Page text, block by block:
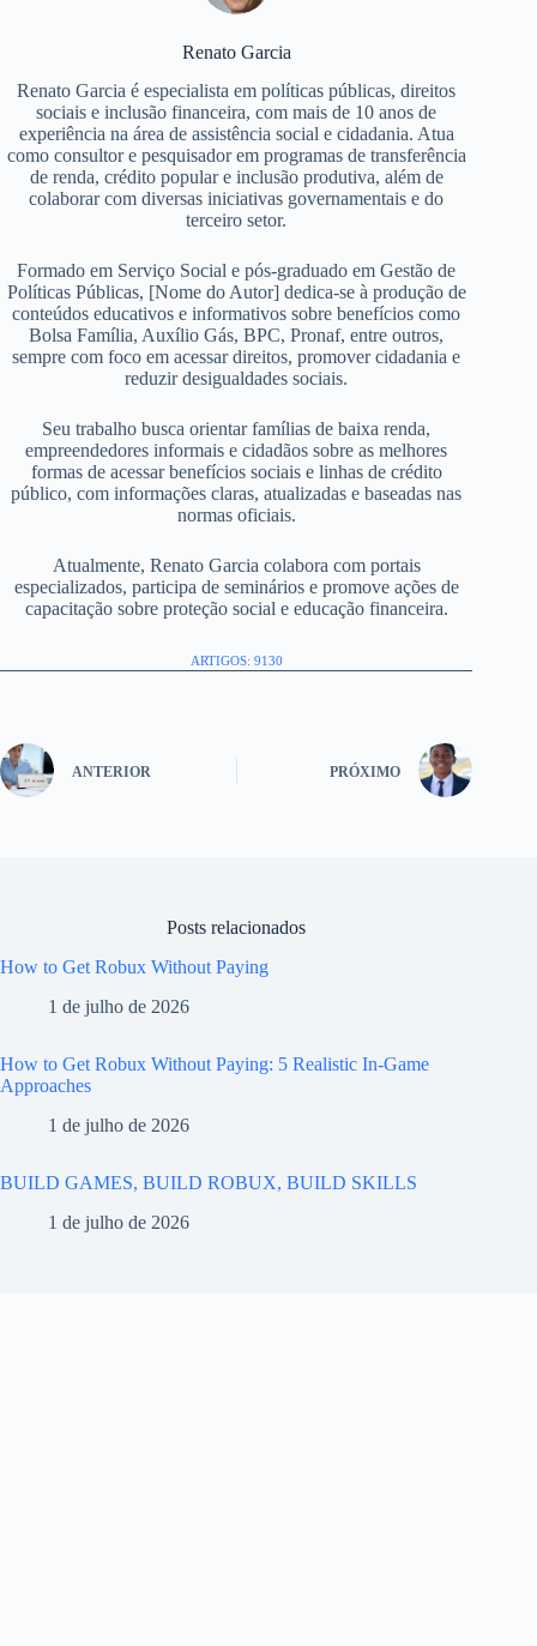
Renato Garcia
Renato Garcia é especialista em políticas públicas, direitos
sociais e inclusão financeira, com mais de 10 anos de
experiência na área de assistência social e cidadania. Atua
como consultor e pesquisador em programas de transferência
de renda, crédito popular e inclusão produtiva, além de
colaborar com diversas iniciativas governamentais e do
terceiro setor.
Formado em Serviço Social e pós-graduado em Gestão de
Políticas Públicas, [Nome do Autor] dedica-se à produção de
conteúdos educativos e informativos sobre benefícios como
Bolsa Família, Auxílio Gás, BPC, Pronaf, entre outros,
sempre com foco em acessar direitos, promover cidadania e
reduzir desigualdades sociais.
Seu trabalho busca orientar famílias de baixa renda,
empreendedores informais e cidadãos sobre as melhores
formas de acessar benefícios sociais e linhas de crédito
público, com informações claras, atualizadas e baseadas nas
normas oficiais.
Atualmente, Renato Garcia colabora com portais
especializados, participa de seminários e promove ações de
capacitação sobre proteção social e educação financeira.
ARTIGOS: 9130
ANTERIOR PRÓXIMO
Posts relacionados
How to Get Robux Without Paying
1 de julho de 2026
How to Get Robux Without Paying: 5 Realistic In-Game
Approaches
1 de julho de 2026
BUILD GAMES, BUILD ROBUX, BUILD SKILLS
1 de julho de 2026